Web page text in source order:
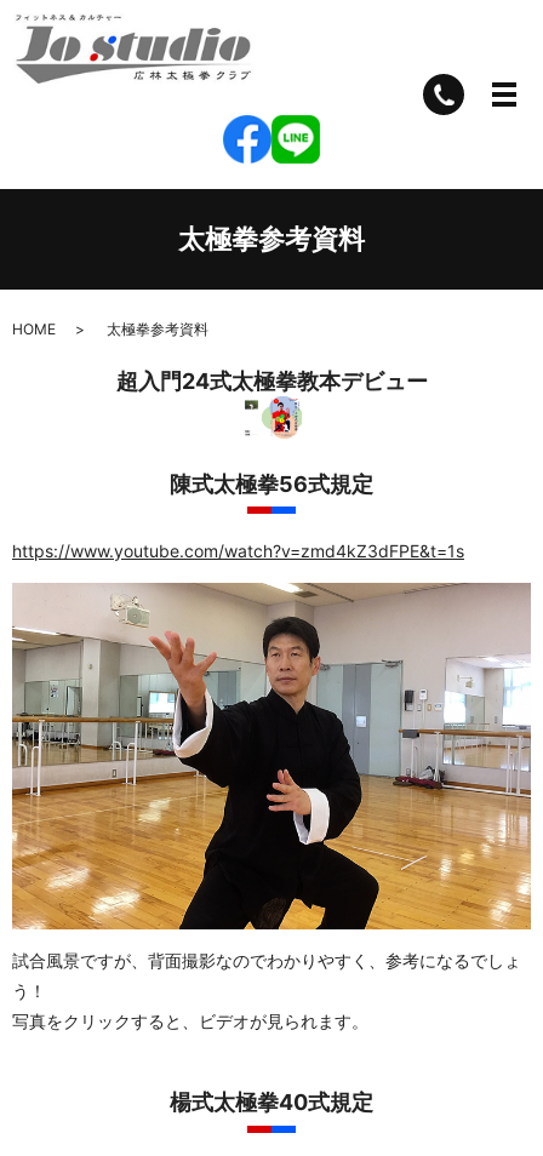
太極拳参考資料
HOME 太極拳参考資料
超入門24式太極拳教本デビュー
陳式太極拳56式規定
https://www.youtube.com/watch?v=zmd4kZ3dFPE&t=1s
試合風景ですが、背面撮影なのでわかりやすく、参考になるでしょ
う！
写真をクリックすると、ビデオが見られます。
楊式太極拳40式規定